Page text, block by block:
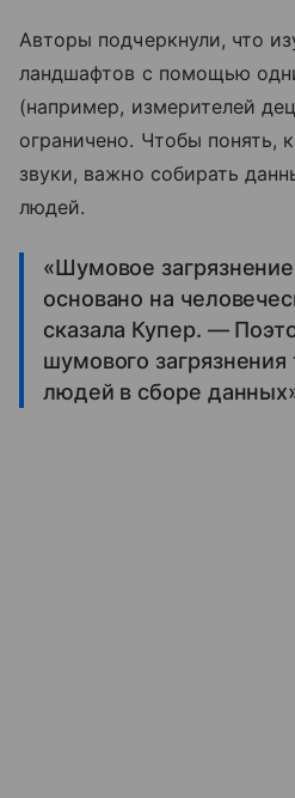
Авторы подчеркнули, что
ландшафтов с помощью
(например, измерителей
ограничено. Чтобы понять,
звуки, важно собирать
людей.
«Шумовое
основано на
сказала Купер. —
шумового загрязнения
людей в сборе